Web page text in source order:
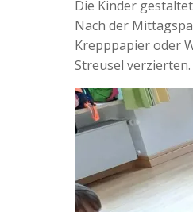
Die Kinder
Nach der
Krepppapier oder
Streusel verzierten.